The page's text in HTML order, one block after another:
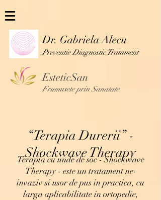
Dr. Gabriela Alecu
Preventie Diagnostic Tratament
EsteticSan
Frumusete prin Sanatate
“Terapia Durerii” -
Shockwave Therapy
Terapia cu unde de soc - Shockwave
Therapy - este un tratament ne-
invaziv si usor de pus in practica, cu
larga aplicabilitate in ortopedie,